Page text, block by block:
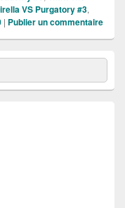
VS Purgatory #3,
| Publier un commentaire